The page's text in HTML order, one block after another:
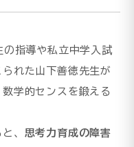
の指導や私立中学入試
れた山下善徳先生が
学的センスを鍛える
、 思考力育成の障害